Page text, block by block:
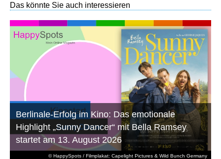
Das könnte Sie auch interessieren
© HappySpots / Filmplakat: Capelight Pictures & Wild Bunch Germany
Berlinale-Erfolg im Kino: Das emotionale
Highlight „Sunny Dancer“ mit Bella Ramsey
startet am 13. August 2026